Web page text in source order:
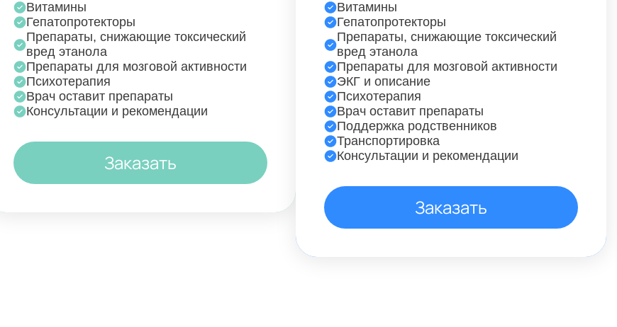
Витамины
Гепатопротекторы
Препараты, снижающие токсический
вред этанола
Препараты для мозговой активности
Психотерапия
Врач оставит препараты
Консультации и рекомендации
Заказать
Витамины
Гепатопротекторы
Препараты, снижающие токсический
вред этанола
Препараты для мозговой активности
ЭКГ и описание
Психотерапия
Врач оставит препараты
Поддержка родственников
Транспортировка
Консультации и рекомендации
Заказать